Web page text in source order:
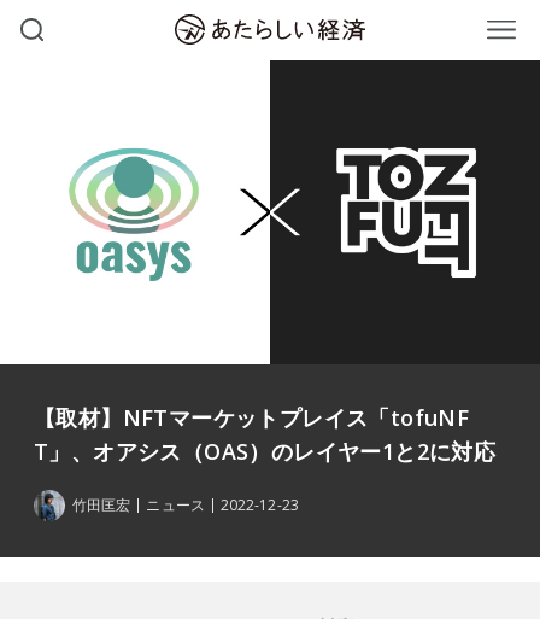
【取材】NFTマーケットプレイス「tofuNF
T」、オアシス（OAS）のレイヤー1と2に対応
竹田匡宏 ニュース 2022-12-23